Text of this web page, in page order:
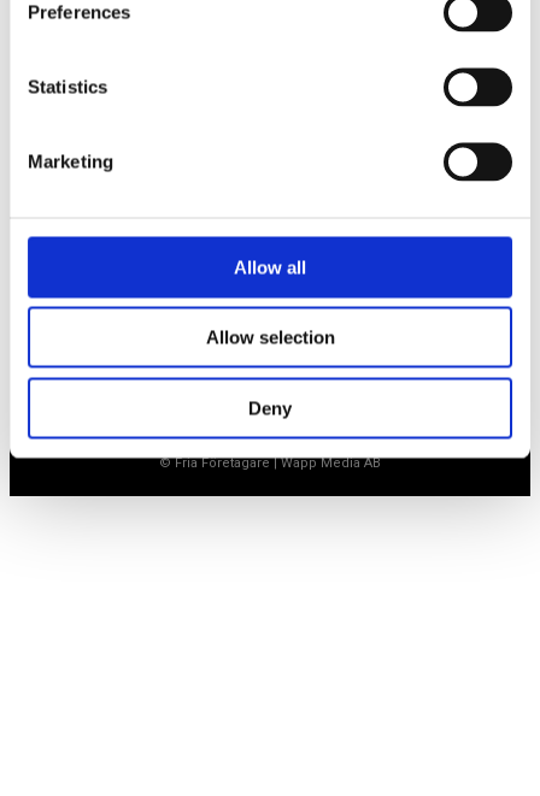
Preferences
Statistics
Marketing
Allow all
Allow selection
Deny
Vaktgatan 17bv
262 22 Ängelholm
info@ff.se
Öppet vardagar 8.30-15.30
© Fria Företagare|Wapp Media AB